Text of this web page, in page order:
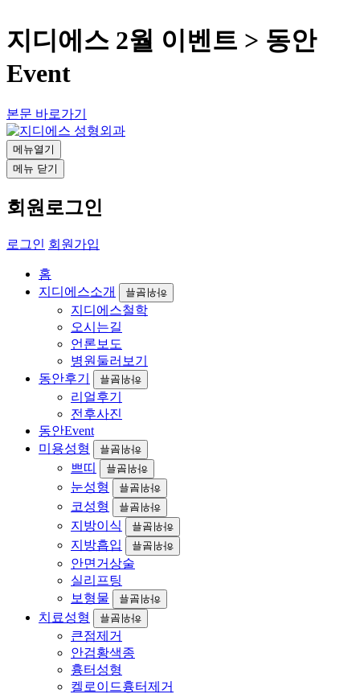
지디에스 2월 이벤트 > 동안
Event
본문 바로가기
메뉴열기
메뉴 닫기
회원로그인
로그인 회원가입
홈
지디에스소개
하위분류
지디에스철학
오시는길
언론보도
병원둘러보기
동안후기
하위분류
리얼후기
전후사진
동안Event
미용성형
하위분류
쁘띠 하위분류
눈성형 하위분류
코성형 하위분류
지방이식 하위분류
지방흡입 하위분류
안면거상술
실리프팅
보형물
하위분류
치료성형 하위분류
큰점제거
안검황색종
흉터성형
켈로이드흉터제거
뒤로가기
댓글
게시판 리스트 옵션
지디에스 2월 이벤트
페이지 정보
작성자지디에스성형외과 작성일
지디에스성형외과
새로운 시작 더 아름다운 나✨
긴 설명절이 끝나고 ,다시 나를 위한 시간
특별한 성형·미용 이벤트 로 새롭게 변신해보세요
: 2025.02.01 - 02.28
내추럴한 변화를 꿈꾸세요?
최신 트렌드 성형으로 완성"♣